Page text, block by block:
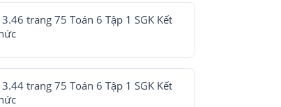
trang 75 Toán 6 Tập 1 SGK Kết
trang 75 Toán 6 Tập 1 SGK Kết